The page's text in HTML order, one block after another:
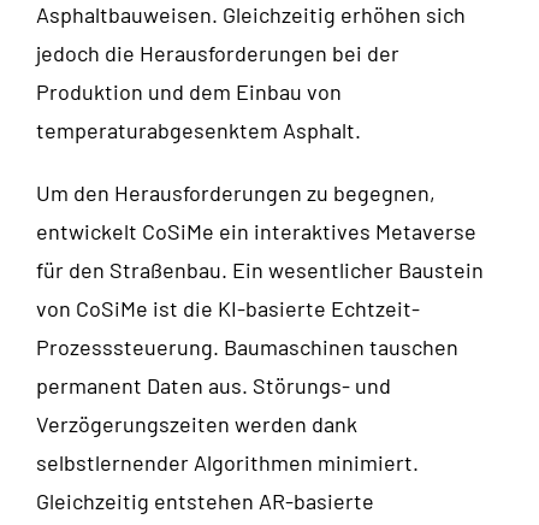
Asphaltbauweisen. Gleichzeitig erhöhen sich
jedoch die Herausforderungen bei der
Produktion und dem Einbau von
temperaturabgesenktem Asphalt.
Um den Herausforderungen zu begegnen,
entwickelt CoSiMe ein interaktives Metaverse
für den Straßenbau. Ein wesentlicher Baustein
von CoSiMe ist die KI-basierte Echtzeit-
Prozesssteuerung. Baumaschinen tauschen
permanent Daten aus. Störungs- und
Verzögerungszeiten werden dank
selbstlernender Algorithmen minimiert.
Gleichzeitig entstehen AR-basierte